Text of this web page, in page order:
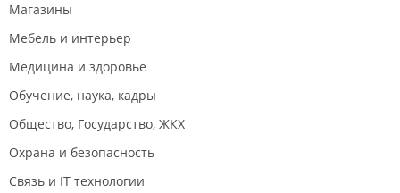
Магазины
Мебель и интерьер
Медицина и здоровье
Обучение, наука, кадры
Общество, Государство, ЖКХ
Охрана и безопасность
Связь и IT технологии